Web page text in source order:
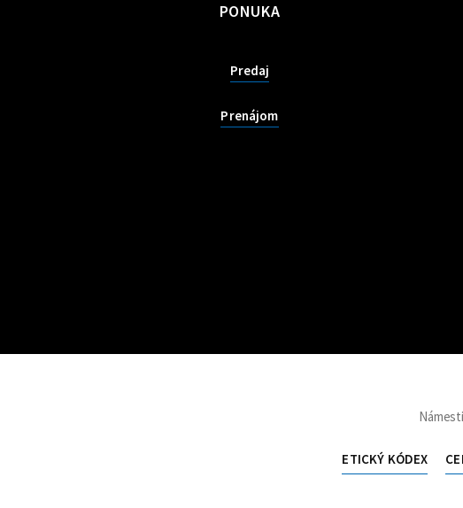
PONUKA
Predaj
Prenájom
ETICKÝ KÓDEX